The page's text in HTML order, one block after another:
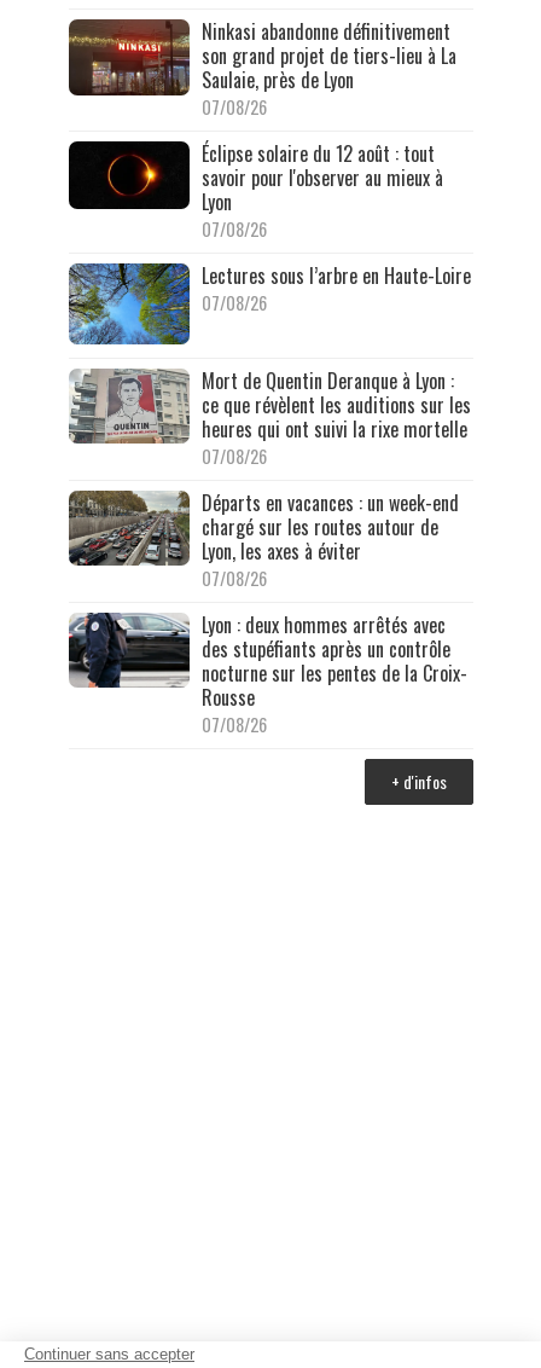
Ninkasi abandonne définitivement
son grand projet de tiers-lieu à La
Saulaie, près de Lyon
07/08/26
Éclipse solaire du 12 août : tout
savoir pour l'observer au mieux à
Lyon
07/08/26
Lectures sous l’arbre en Haute-Loire
07/08/26
Mort de Quentin Deranque à Lyon :
ce que révèlent les auditions sur les
heures qui ont suivi la rixe mortelle
07/08/26
Départs en vacances : un week-end
chargé sur les routes autour de
Lyon, les axes à éviter
07/08/26
Lyon : deux hommes arrêtés avec
des stupéfiants après un contrôle
nocturne sur les pentes de la Croix-
Rousse
07/08/26
+ d'infos